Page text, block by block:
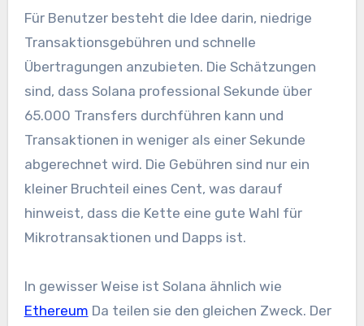
Für Benutzer besteht die Idee darin, niedrige
Transaktionsgebühren und schnelle
Übertragungen anzubieten. Die Schätzungen
sind, dass Solana professional Sekunde über
65.000 Transfers durchführen kann und
Transaktionen in weniger als einer Sekunde
abgerechnet wird. Die Gebühren sind nur ein
kleiner Bruchteil eines Cent, was darauf
hinweist, dass die Kette eine gute Wahl für
Mikrotransaktionen und Dapps ist.
In gewisser Weise ist Solana ähnlich wie
Ethereum Da teilen sie den gleichen Zweck. Der